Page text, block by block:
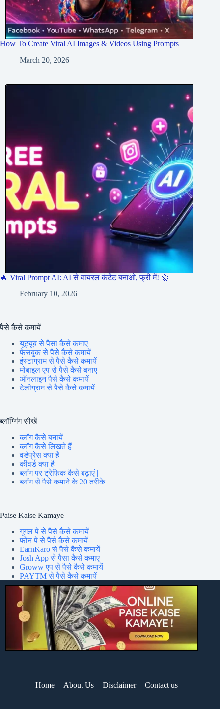
How To Create Viral AI Images & Videos Using Prompts
March 20, 2026
🔥 Viral Prompt AI: AI से वायरल कंटेंट बनाओ, फ्री में! 🚀
February 10, 2026
पैसे कैसे कमायें
यूट्यूब से पैसा कैसे कमाए
फेसबुक से पैसे कैसे कमायें
इंस्टाग्राम से पैसे कैसे कमायें
मोबाइल एप से पैसे कैसे बनाए
ऑनलाइन पैसे कैसे कमायें
टेलीग्राम से पैसे कैसे कमायें
ब्लॉग्गिंग सीखें
ब्लॉग कैसे बनायें
ब्लॉग कैसे लिखते हैं
वर्डप्रेस क्या है
कीवर्ड क्या है
ब्लॉग पर ट्रेफिक कैसे बढ़ाएं |
ब्लॉग से पैसे कमाने के 20 तरीके
Paise Kaise Kamaye
गूगल पे से पैसे कैसे कमायें
फोन पे से पैसे कैसे कमायें
EarnKaro से पैसे कैसे कमायें
Josh App से पैसा कैसे कमाए
Groww एप से पैसे कैसे कमायें
PAYTM से पैसे कैसे कमायें
Home About Us Disclaimer Contact us